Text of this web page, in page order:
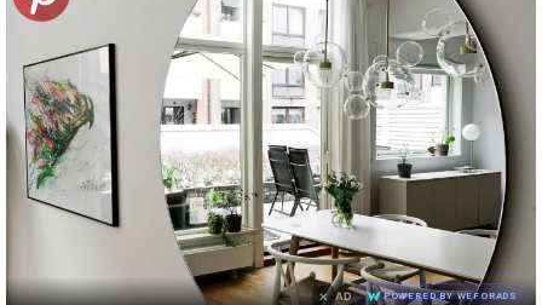
× AD POWERED BY WEFORADS